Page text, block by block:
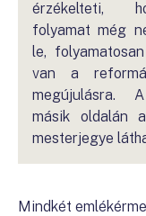
érzékelteti,
folyamat még
le,
van a
megújulásra.
másik oldalán
mesterjegye
Mindkét